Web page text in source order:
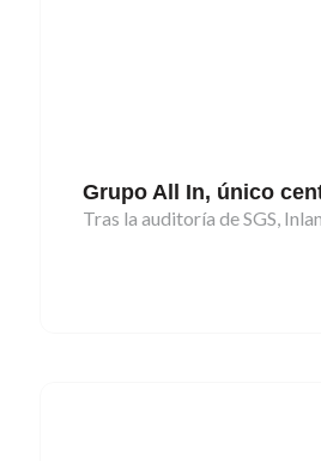
Grupo All In, único
Tras la auditoría de SGS,